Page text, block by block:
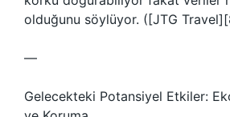
olduğunu söylüyor. ([JTG
—
Gelecekteki Potansiyel Etkiler: